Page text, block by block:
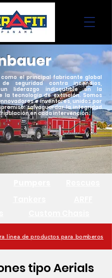
como el principal fabricante global
seguridad contra incendios,
liderazgo indiscutible en la
la tecnología de extinción. Somos
e inventores, unidos por
salvaguardar la integridad
en cada intervención.
linea de productos para bomberos
tipo Aerials